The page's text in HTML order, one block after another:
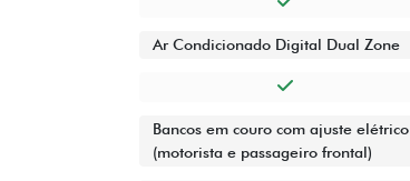
Ar Condicionado Digital Dual Zone
Bancos em couro com ajuste elétrico
(motorista e passageiro frontal)